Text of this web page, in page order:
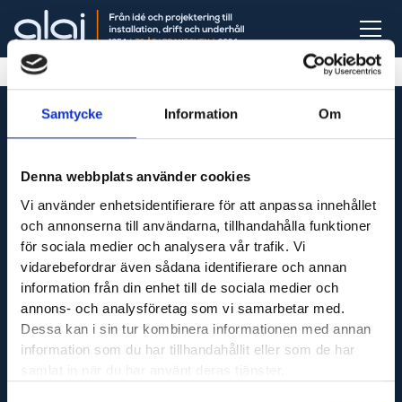
Samtycke Information Om
Denna webbplats använder cookies
Vi använder enhetsidentifierare för att anpassa innehållet
och annonserna till användarna, tillhandahålla funktioner
för sociala medier och analysera vår trafik. Vi
vidarebefordrar även sådana identifierare och annan
information från din enhet till de sociala medier och
annons- och analysföretag som vi samarbetar med.
Dessa kan i sin tur kombinera informationen med annan
information som du har tillhandahållit eller som de har
Vi är din fullservicepartner som levererar produkter
till hela Sverige och utför servicetjänster runt om i
Västsverige.
Adress
Maskinfirma Glaj AB